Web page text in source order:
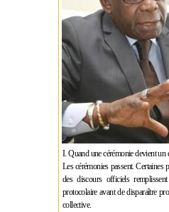
I. Quand une cérémonie devient un
Les cérémonies passent. Certaines
des discours officiels
protocolaire avant de disparaître
collective.